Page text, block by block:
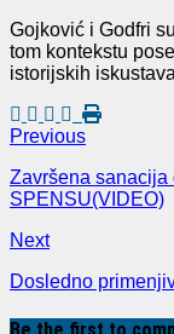
Gojković i Godfri
tom kontekstu
istorijskih
Previous
Završena sanacija
SPENSU(VIDEO)
Next
Dosledno